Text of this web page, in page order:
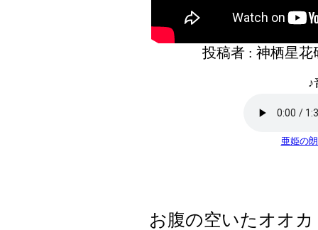
投稿者 : 神栖星
♪
亜姫の
お腹の空いたオオカ